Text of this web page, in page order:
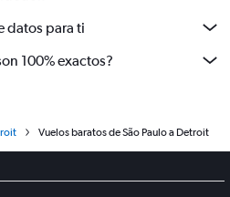
datos para ti
100% exactos?
Vuelos baratos de São Paulo a Detroit